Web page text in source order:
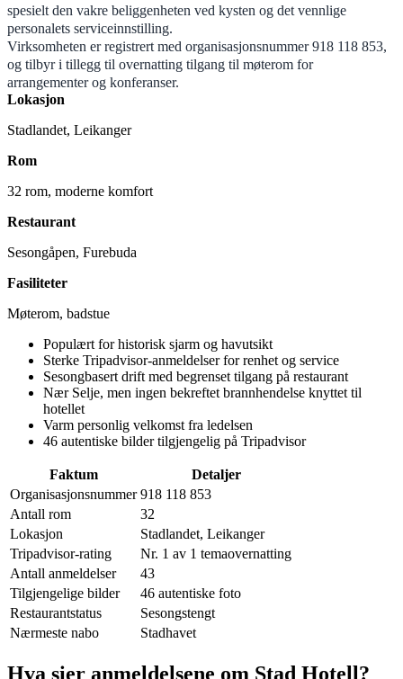
spesielt den vakre beliggenheten ved kysten og det vennlige
personalets serviceinnstilling.
Virksomheten er registrert med organisasjonsnummer 918 118 853,
og tilbyr i tillegg til overnatting tilgang til møterom for
arrangementer og konferanser.
Lokasjon
Stadlandet, Leikanger
Rom
32 rom, moderne komfort
Restaurant
Sesongåpen, Furebuda
Fasiliteter
Møterom, badstue
Populært for historisk sjarm og havutsikt
Sterke Tripadvisor-anmeldelser for renhet og service
Sesongbasert drift med begrenset tilgang på restaurant
Nær Selje, men ingen bekreftet brannhendelse knyttet til
hotellet
Varm personlig velkomst fra ledelsen
46 autentiske bilder tilgjengelig på Tripadvisor
Faktum
Detaljer
Organisasjonsnummer 918 118 853
Antall rom
32
Lokasjon
Stadlandet, Leikanger
Tripadvisor-rating
Nr. 1 av 1 temaovernatting
Antall anmeldelser
43
Tilgjengelige bilder
46 autentiske foto
Restaurantstatus
Sesongstengt
Nærmeste nabo
Stadhavet
Hva sier anmeldelsene om Stad Hotell?